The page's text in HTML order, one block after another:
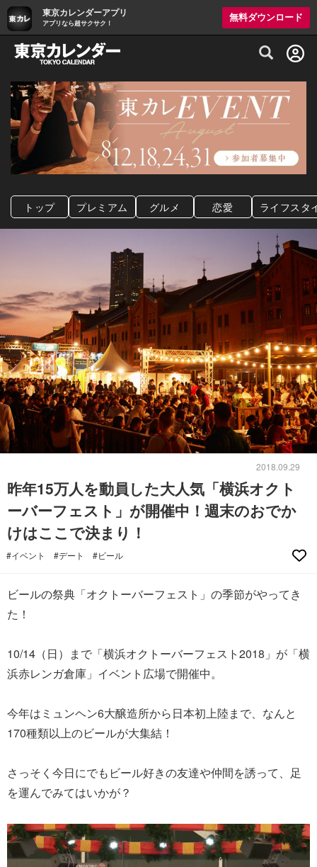
東京カレンダーアプリ
アプリなら超サクサク！
無料ダウンロード
グルメ情報・プレミアムレストラン予約
トップ プレミアム グルメ 恋愛 ライフスタ
2018.09.29
昨年15万人を動員した大人気「横浜オクト
ーバーフェスト」が開催中！週末のおでか
けはここで決まり！
#イベント #デート #ビール
ビールの祭典「オクトーバーフェスト」の季節がやってき
た！
10/14（日）まで「横浜オクトーバーフェスト2018」が「横
浜赤レンガ倉庫」イベント広場で開催中。
今年はミュンヘン6大醸造所から日本初上陸まで、なんと
170種類以上のビールが大集結！
さっそく今日にでもビール好きの友達や仲間を誘って、足
を運んでみてはいかが？